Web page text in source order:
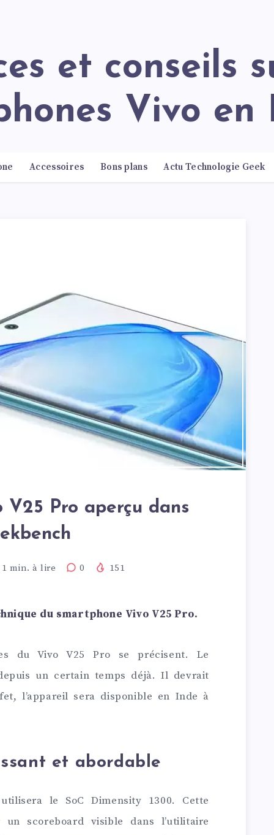
Vivo en
Accessoires Bons plans Actu Technologie Geek
V25 Pro aperçu dans
1 min. à lire 0 151
du smartphone Vivo V25 Pro.
du Vivo V25 Pro se précisent. Le
un certain temps déjà. Il devrait
l’appareil sera disponible en Inde à
et abordable
le SoC Dimensity 1300. Cette
scoreboard visible dans l’utilitaire